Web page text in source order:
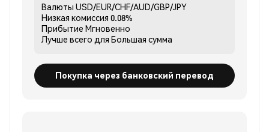
Валюты USD/EUR/CHF/AUD/GBP/JPY
Низкая комиссия 0.08%
Прибытие Мгновенно
Лучше всего для Большая сумма
Покупка через банковский перевод